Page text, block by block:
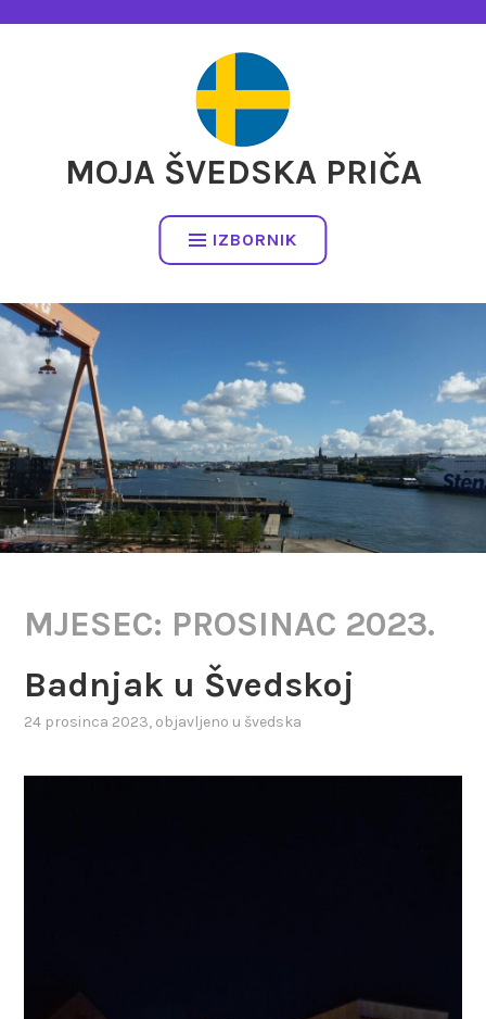
MOJA ŠVEDSKA PRIČA
IZBORNIK
MJESEC: PROSINAC 2023.
Badnjak u Švedskoj
24 prosinca 2023, objavljeno u švedska